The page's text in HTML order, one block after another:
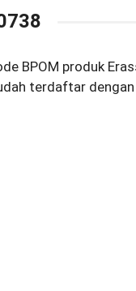
BPOM produk
terdaftar